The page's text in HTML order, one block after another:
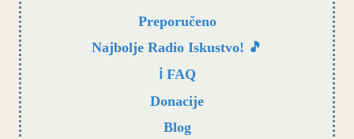
Preporučeno
Najbolje Radio Iskustvo! 🎵
ℹ️ FAQ
Donacije
Blog